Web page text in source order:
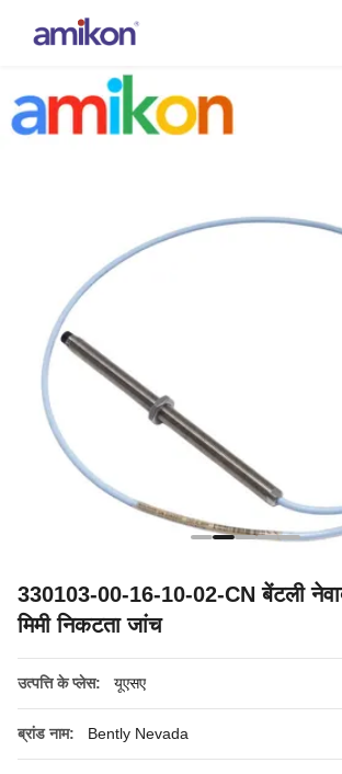
330103-00-16-10-02-CN बेंटली
मिमी निकटता जांच
उत्पत्ति के प्लेस: यूएसए
ब्रांड नाम: Bently Nevada